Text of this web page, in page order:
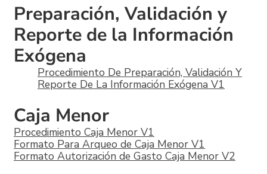
Preparación, Validación y
Reporte de la Información
Exógena
Procedimiento De Preparación, Validación Y
Reporte De La Información Exógena V1
Caja Menor
Procedimiento Caja Menor V1
Formato Para Arqueo de Caja Menor V1
Formato Autorización de Gasto Caja Menor V2